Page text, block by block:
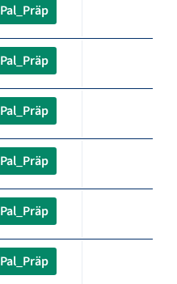
Pal_Präp
Pal_Präp
Pal_Präp
Pal_Präp
Pal_Präp
Pal_Präp